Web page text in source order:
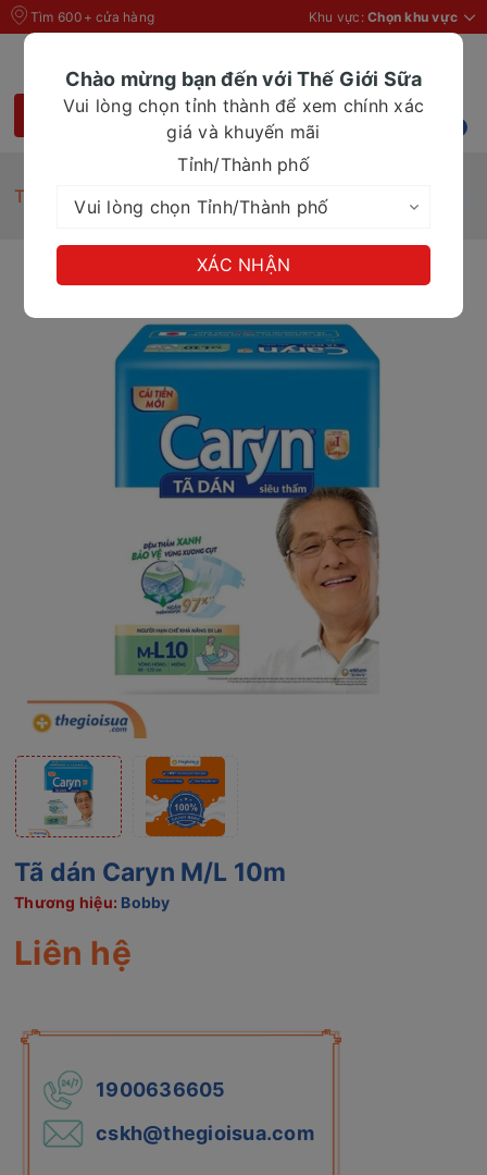
Tìm 600+ cửa hàng Khu vực: Chọn khu vực
Trang chủ Tã Bỉm Tã dán Caryn M/L 10m
Tã dán Caryn M/L 10m
Thương hiệu: Bobby
Liên hệ
1900636605
cskh@thegioisua.com
Chào mừng bạn đến với Thế Giới Sữa
Vui lòng chọn tỉnh thành để xem chính xác
giá và khuyến mãi
Tỉnh/Thành phố
XÁC NHẬN